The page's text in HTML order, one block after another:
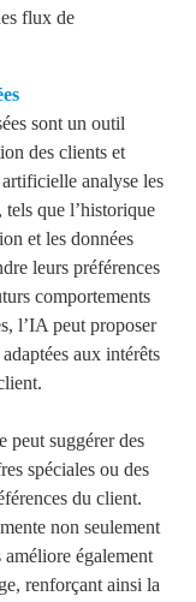
flux de
sont un outil
des clients et
analyse les
tels que l’historique
et les données
leurs préférences
comportements
l’IA peut proposer
aux intérêts
peut suggérer des
spéciales ou des
du client.
non seulement
améliore également
renforçant ainsi la